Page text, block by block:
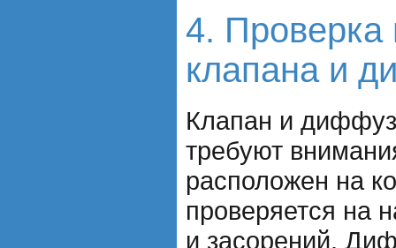
4. Проверка
клапана и
Клапан и
требуют
расположен на
проверяется на
и засорений.